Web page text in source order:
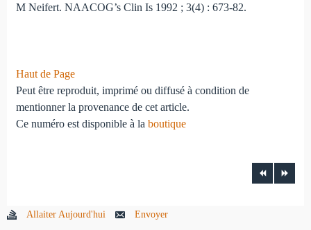
M Neifert. NAACOG’s Clin Is 1992 ; 3(4) : 673-82.
Haut de Page
Peut être reproduit, imprimé ou diffusé à condition de
mentionner la provenance de cet article.
Ce numéro est disponible à la boutique
Allaiter Aujourd'hui Envoyer